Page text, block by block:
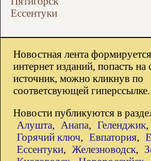
Ессентуки
Новостная лента
интернет изданий, попасть на
источник, можно кликнув по
соответсвующей гиперссылке.
Новости публикуются в
Алушта, Анапа, Геленджик,
Горячий ключ, Евпатория,
Ессентуки, Железноводск,